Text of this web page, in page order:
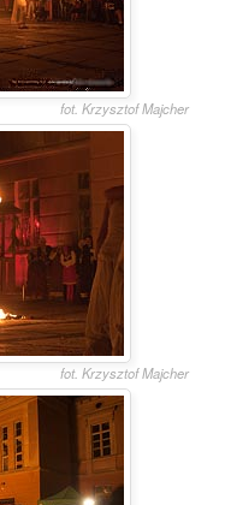
fot. Krzysztof Majcher
fot. Krzysztof Majcher